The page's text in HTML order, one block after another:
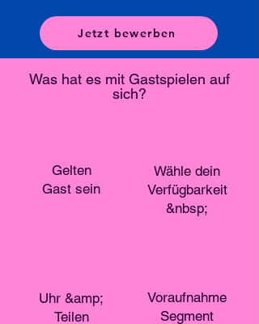
Jetzt bewerben
Was hat es mit Gastspielen auf
sich?
Gelten
Gast sein
Uhr &amp;
Teilen
Wähle dein
Verfügbarkeit
&nbsp;
Voraufnahme
Segment